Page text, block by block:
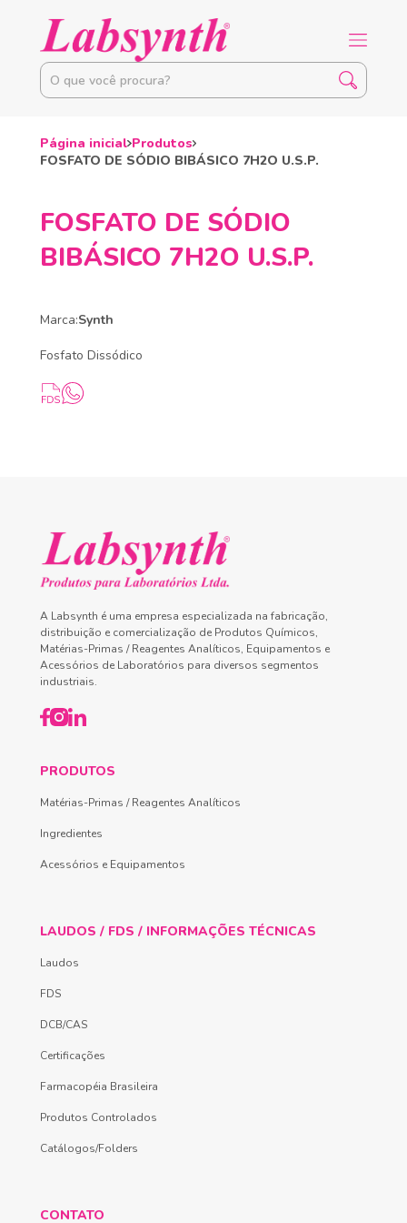
Página inicial Produtos
FOSFATO DE SÓDIO BIBÁSICO 7H2O U.S.P.
FOSFATO DE SÓDIO
BIBÁSICO 7H2O U.S.P.
Marca:Synth
Fosfato Dissódico
A Labsynth é uma empresa especializada na fabricação,
distribuição e comercialização de Produtos Químicos,
Matérias-Primas / Reagentes Analíticos, Equipamentos e
Acessórios de Laboratórios para diversos segmentos
industriais.
PRODUTOS
Matérias-Primas / Reagentes Analíticos
Ingredientes
Acessórios e Equipamentos
LAUDOS / FDS / INFORMAÇÕES TÉCNICAS
Laudos
FDS
DCB/CAS
Certificações
Farmacopéia Brasileira
Produtos Controlados
Catálogos/Folders
CONTATO